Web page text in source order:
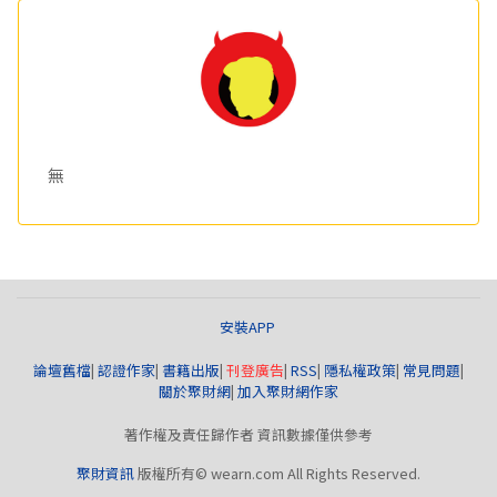
無
安裝APP
論壇舊檔| 認證作家| 書籍出版| 刊登廣告| RSS| 隱私權政策| 常見問題|
關於聚財網| 加入聚財網作家
著作權及責任歸作者 資訊數據僅供參考
聚財資訊版權所有© wearn.com All Rights Reserved.